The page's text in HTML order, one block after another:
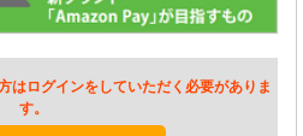
はログインをしていただく必要がありま
す。